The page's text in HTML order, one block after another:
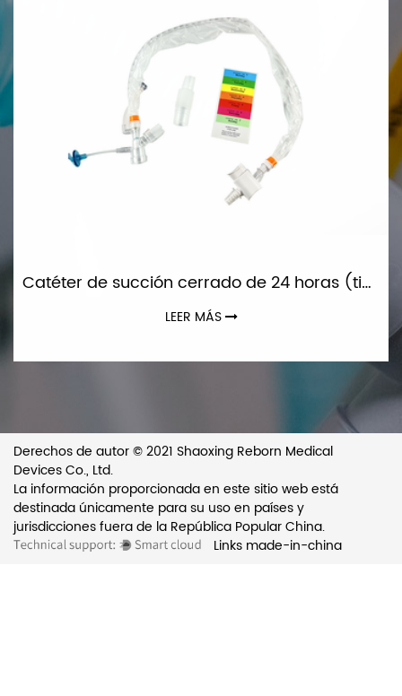
Catéter de succión cerrado de 24 horas (tipo Y)
LEER MÁS
Derechos de autor © 2021 Shaoxing Reborn Medical
Devices Co., Ltd.
La información proporcionada en este sitio web está
destinada únicamente para su uso en países y
jurisdicciones fuera de la República Popular China.
Links made-in-china